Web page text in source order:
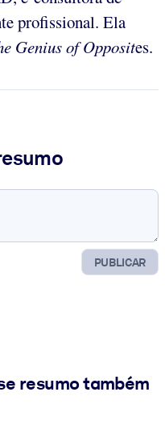
profissional. Ela
Genius ofOpposites.
PUBLICAR
resumo também